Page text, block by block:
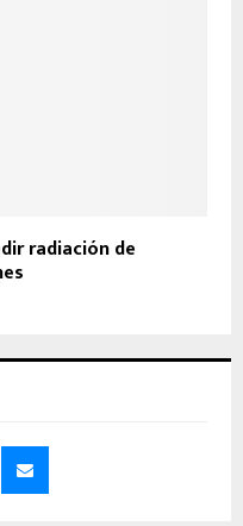
radiación de